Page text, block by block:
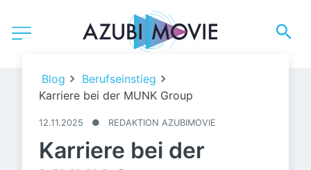
©️ MUNK Group
Blog
Berufseinstieg
Karriere bei der MUNK Group
12.11.2025 ● REDAKTION AZUBIMOVIE
Karriere bei der